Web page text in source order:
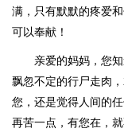
满，只有默默的疼爱
可以奉献！
亲爱的妈妈，您
飘忽不定的行尸走肉
您，还是觉得人间的
再苦一点，有您在，